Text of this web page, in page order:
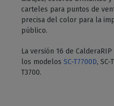
carteles para puntos de
precisa del color para la
público.
La versión 16 de
los modelos SC-T7700D, SC-
T3700.